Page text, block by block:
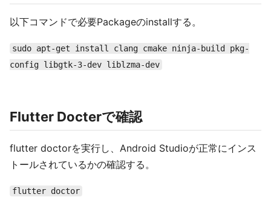
以下コマンドで必要Packageのinstallする。
sudo apt-get install clang cmake ninja-build pkg-
config libgtk-3-dev liblzma-dev
Flutter Docterで確認
flutter doctorを実行し、Android Studioが正常にインス
トールされているかの確認する。
flutter doctor